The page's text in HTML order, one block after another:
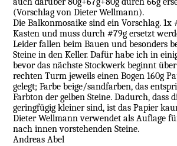
(Vorschlag von Dieter Wellmann).
Die Balkonmosaike sind ein Vorschlag.
Kasten und muss durch #79g ersetzt
Leider fallen beim Bauen und besonders
Steine in den Keller. Dafür habe ich in
bevor das nächste Stockwerk beginnt
rechten Turm jeweils einen Bogen 160g
gelegt; Farbe beige/sandfarben, das
Farbton der gelben Steine. Dadurch, dass
geringfügig kleiner sind, ist das Papier
Dieter Wellmann verwendet als Auflage
nach innen vorstehenden Steine.
Andreas Abel